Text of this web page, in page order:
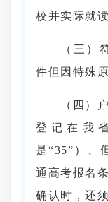
校并实际就
（三）
件但因特殊
（四）
登记在我
是“35”）、
通高考报名
确认时，还